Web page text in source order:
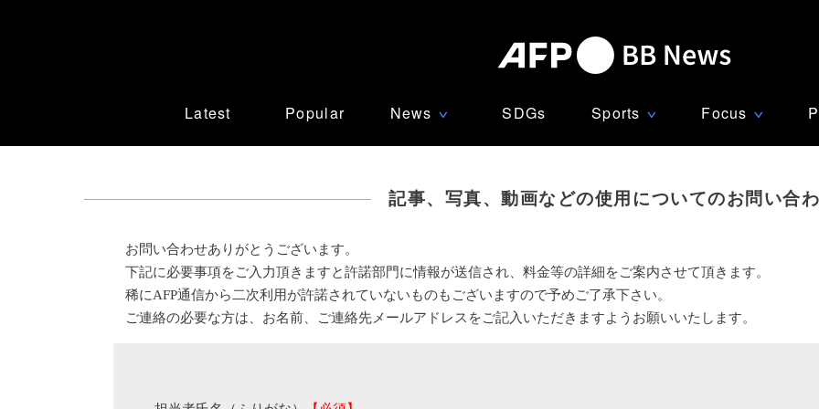
Latest Popular News ∨ SDGs Sports ∨ Focus ∨
記事、写真、動画などの使用についてのお問い合
お問い合わせありがとうございます。
下記に必要事項をご入力頂きますと許諾部門に情報が送信され、料金等の詳細をご案内させて頂きます。
稀にAFP通信から二次利用が許諾されていないものもございますので予めご了承下さい。
ご連絡の必要な方は、お名前、ご連絡先メールアドレスをご記入いただきますようお願いいたします。